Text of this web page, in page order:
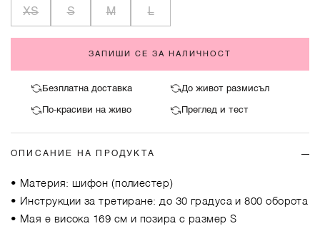
XS S M L
ЗАПИШИ СЕ ЗА НАЛИЧНОСТ
Безплатна доставка До живот размисъл
По-красиви на живо Преглед и тест
ОПИСАНИЕ НА ПРОДУКТА
• Материя: шифон (полиестер)
• Инструкции за третиране: до 30 градуса и 800 оборота
• Мая е висока 169 см и позира с размер S